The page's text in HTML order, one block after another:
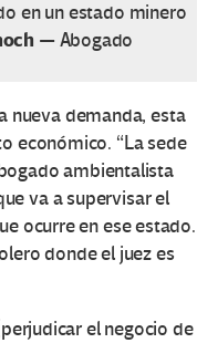
en un estado minero
— Abogado
nueva demanda, esta
económico. “La sede
ambientalista
va a supervisar el
ocurre en ese estado.
donde el juez es
el negocio de